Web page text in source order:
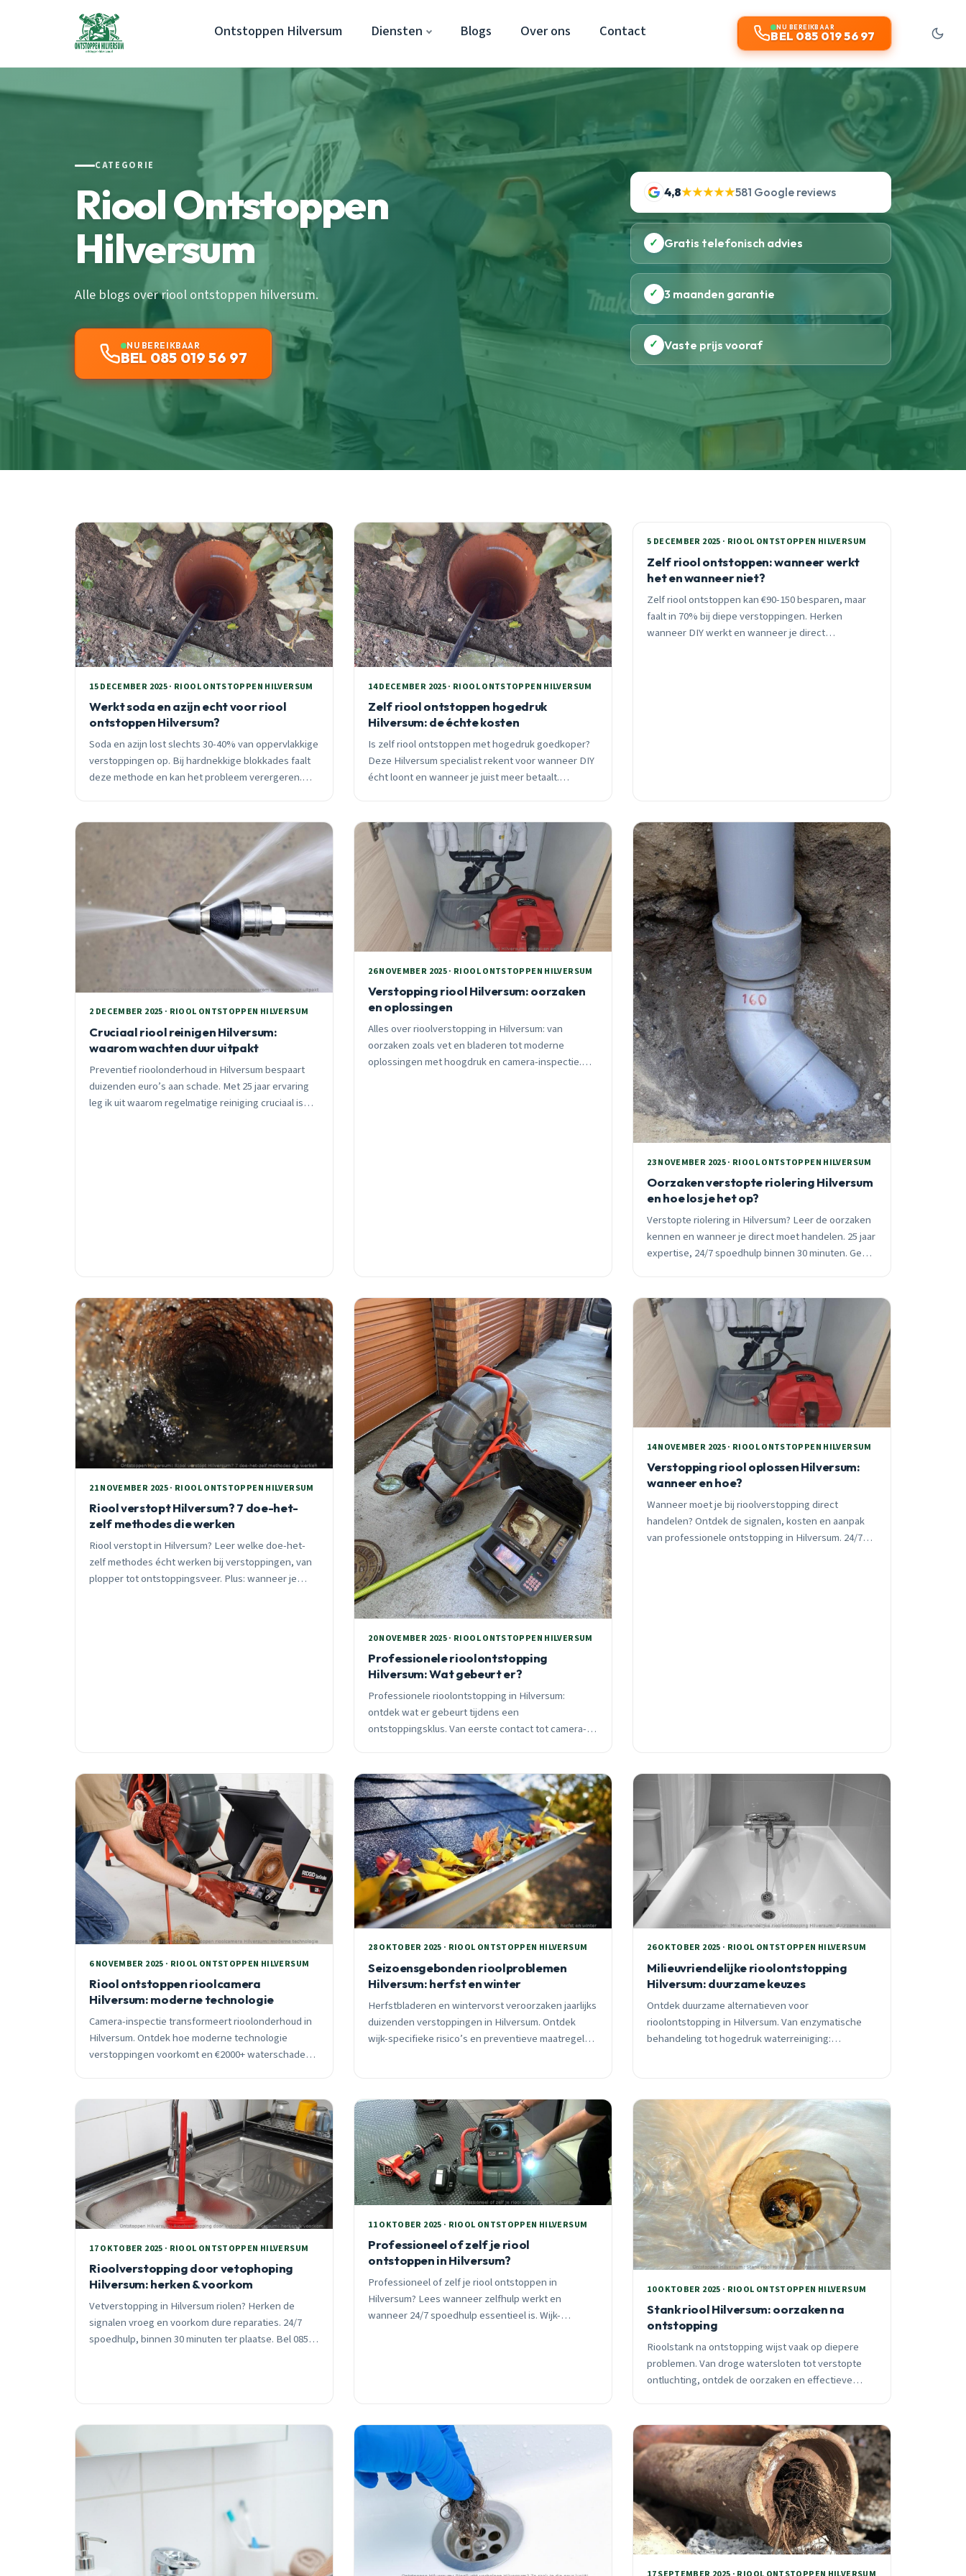
Ontstoppen Hilversum Diensten Blogs Over ons Contact NU BEREIKBAAR
BEL 085 019 56 97
CATEGORIE
Riool Ontstoppen
Hilversum
Alle blogs over riool ontstoppen hilversum.
NU BEREIKBAAR
BEL 085 019 56 97
4,8★★★★★581 Google reviews
✓ Gratis telefonisch advies
✓ 3 maanden garantie
✓ Vaste prijs vooraf
15 DECEMBER 2025 · RIOOL ONTSTOPPEN HILVERSUM
Werkt soda en azijn echt voor riool
ontstoppen Hilversum?
Soda en azijn lost slechts 30-40% van oppervlakkige
verstoppingen op. Bij hardnekkige blokkades faalt
deze methode en kan het probleem verergeren.
14 DECEMBER 2025 · RIOOL ONTSTOPPEN HILVERSUM
Zelf riool ontstoppen hogedruk
Hilversum: de échte kosten
Is zelf riool ontstoppen met hogedruk goedkoper?
Deze Hilversum specialist rekent voor wanneer DIY
écht loont en wanneer je juist meer betaalt.
5 DECEMBER 2025 · RIOOL ONTSTOPPEN HILVERSUM
Zelf riool ontstoppen: wanneer werkt
het en wanneer niet?
Zelf riool ontstoppen kan €90-150 besparen, maar
faalt in 70% bij diepe verstoppingen. Herken
wanneer DIY werkt en wanneer je direct
2 DECEMBER 2025 · RIOOL ONTSTOPPEN HILVERSUM
Cruciaal riool reinigen Hilversum:
waarom wachten duur uitpakt
Preventief rioolonderhoud in Hilversum bespaart
duizenden euro’s aan schade. Met 25 jaar ervaring
leg ik uit waarom regelmatige reiniging cruciaal is
26 NOVEMBER 2025 · RIOOL ONTSTOPPEN HILVERSUM
Verstopping riool Hilversum: oorzaken
en oplossingen
Alles over rioolverstopping in Hilversum: van
oorzaken zoals vet en bladeren tot moderne
oplossingen met hoogdruk en camera-inspectie.
23 NOVEMBER 2025 · RIOOL ONTSTOPPEN HILVERSUM
Oorzaken verstopte riolering Hilversum
en hoe los je het op?
Verstopte riolering in Hilversum? Leer de oorzaken
kennen en wanneer je direct moet handelen. 25 jaar
expertise, 24/7 spoedhulp binnen 30 minuten. Geen
21 NOVEMBER 2025 · RIOOL ONTSTOPPEN HILVERSUM
Riool verstopt Hilversum? 7 doe-het-
zelf methodes die werken
Riool verstopt in Hilversum? Leer welke doe-het-
zelf methodes écht werken bij verstoppingen, van
plopper tot ontstoppingsveer. Plus: wanneer je
20 NOVEMBER 2025 · RIOOL ONTSTOPPEN HILVERSUM
Professionele rioolontstopping
Hilversum: Wat gebeurt er?
Professionele rioolontstopping in Hilversum:
ontdek wat er gebeurt tijdens een
ontstoppingsklus. Van eerste contact tot camera-
Erfgooiers. 24/7 spoedhulp beschikbaar.
14 NOVEMBER 2025 · RIOOL ONTSTOPPEN HILVERSUM
Verstopping riool oplossen Hilversum:
wanneer en hoe?
Wanneer moet je bij rioolverstopping direct
handelen? Ontdek de signalen, kosten en aanpak
van professionele ontstopping in Hilversum. 24/7
6 NOVEMBER 2025 · RIOOL ONTSTOPPEN HILVERSUM
Riool ontstoppen rioolcamera
Hilversum: moderne technologie
Camera-inspectie transformeert rioolonderhoud in
Hilversum. Ontdek hoe moderne technologie
verstoppingen voorkomt en €2000+ waterschade
28 OKTOBER 2025 · RIOOL ONTSTOPPEN HILVERSUM
Seizoensgebonden rioolproblemen
Hilversum: herfst en winter
Herfstbladeren en wintervorst veroorzaken jaarlijks
duizenden verstoppingen in Hilversum. Ontdek
wijk-specifieke risico’s en preventieve maatregelen
26 OKTOBER 2025 · RIOOL ONTSTOPPEN HILVERSUM
Milieuvriendelijke rioolontstopping
Hilversum: duurzame keuzes
Ontdek duurzame alternatieven voor
rioolontstopping in Hilversum. Van enzymatische
behandeling tot hogedruk waterreiniging:
17 OKTOBER 2025 · RIOOL ONTSTOPPEN HILVERSUM
Rioolverstopping door vetophoping
Hilversum: herken & voorkom
Vetverstopping in Hilversum riolen? Herken de
signalen vroeg en voorkom dure reparaties. 24/7
spoedhulp, binnen 30 minuten ter plaatse. Bel 085
11 OKTOBER 2025 · RIOOL ONTSTOPPEN HILVERSUM
Professioneel of zelf je riool
ontstoppen in Hilversum?
Professioneel of zelf je riool ontstoppen in
Hilversum? Lees wanneer zelfhulp werkt en
wanneer 24/7 spoedhulp essentieel is. Wijk-
10 OKTOBER 2025 · RIOOL ONTSTOPPEN HILVERSUM
Stank riool Hilversum: oorzaken na
ontstopping
Rioolstank na ontstopping wijst vaak op diepere
problemen. Van droge watersloten tot verstopte
ontluchting, ontdek de oorzaken en effectieve